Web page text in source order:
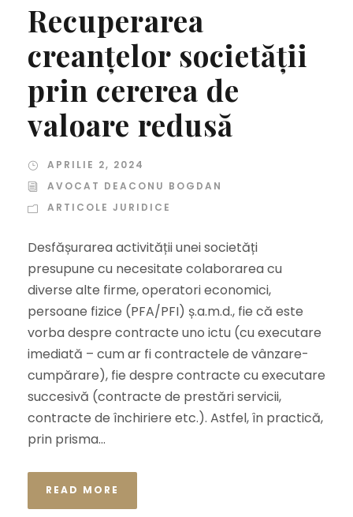
Recuperarea
creanțelor societății
prin cererea de
valoare redusă
APRILIE 2, 2024
AVOCAT DEACONU BOGDAN
ARTICOLE JURIDICE
Desfășurarea activității unei societăți
presupune cu necesitate colaborarea cu
diverse alte firme, operatori economici,
persoane fizice (PFA/PFI) ș.a.m.d., fie că este
vorba despre contracte uno ictu (cu executare
imediată – cum ar fi contractele de vânzare-
cumpărare), fie despre contracte cu executare
succesivă (contracte de prestări servicii,
contracte de închiriere etc.). Astfel, în practică,
prin prisma...
READ MORE